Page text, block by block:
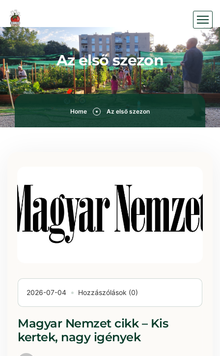
Az első szezon
Home Az első szezon
2026-07-04 Hozzászólások (0)
Magyar Nemzet cikk – Kis
kertek, nagy igények